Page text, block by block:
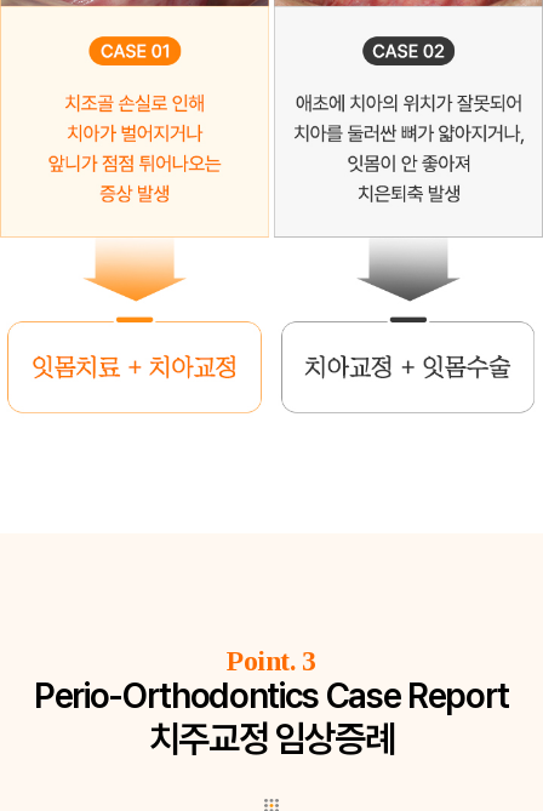
Point. 3
Perio-Orthodontics Case Report
치주교정 임상증례